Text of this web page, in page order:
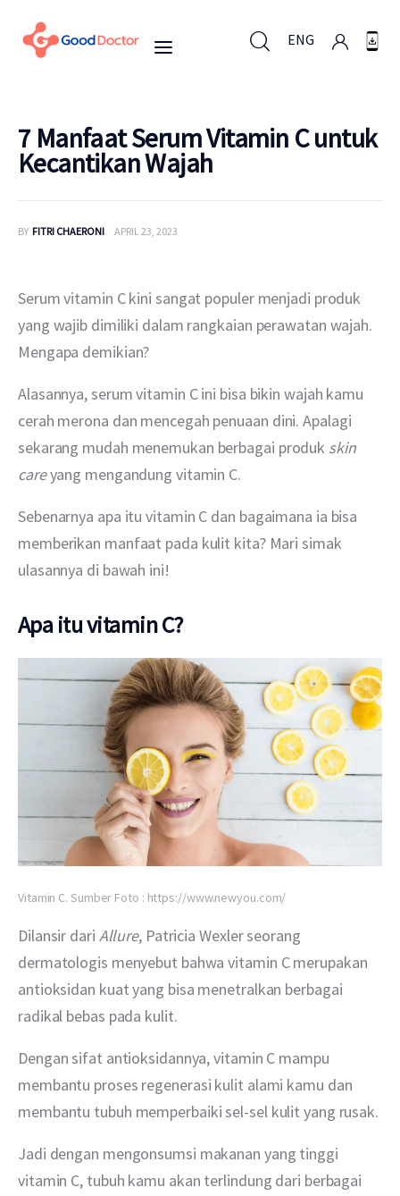
ENG
ENG
Mengapa Good Doctor
Berita
7 Manfaat Serum Vitamin C untuk
Kecantikan Wajah
BY FITRI CHAERONI APRIL 23, 2023
Serum vitamin C kini sangat populer menjadi produk
yang wajib dimiliki dalam rangkaian perawatan wajah.
Mengapa demikian?
Alasannya, serum vitamin C ini bisa bikin wajah kamu
cerah merona dan mencegah penuaan dini. Apalagi
sekarang mudah menemukan berbagai produk skin
care yang mengandung vitamin C.
Sebenarnya apa itu vitamin C dan bagaimana ia bisa
memberikan manfaat pada kulit kita? Mari simak
ulasannya di bawah ini!
Apa itu vitamin C?
Vitamin C. Sumber Foto : https://www.newyou.com/
Dilansir dari Allure, Patricia Wexler seorang
dermatologis menyebut bahwa vitamin C merupakan
antioksidan kuat yang bisa menetralkan berbagai
radikal bebas pada kulit.
Dengan sifat antioksidannya, vitamin C mampu
membantu proses regenerasi kulit alami kamu dan
membantu tubuh memperbaiki sel-sel kulit yang rusak.
Jadi dengan mengonsumsi makanan yang tinggi
vitamin C, tubuh kamu akan terlindung dari berbagai